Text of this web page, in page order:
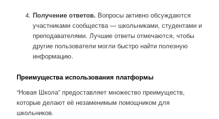
Получение ответов. Вопросы активно обсуждаются
участниками сообщества — школьниками, студентами и
преподавателями. Лучшие ответы отмечаются, чтобы
другие пользователи могли быстро найти полезную
информацию.
Преимущества использования платформы
“Новая Школа” предоставляет множество преимуществ,
которые делают её незаменимым помощником для
школьников.